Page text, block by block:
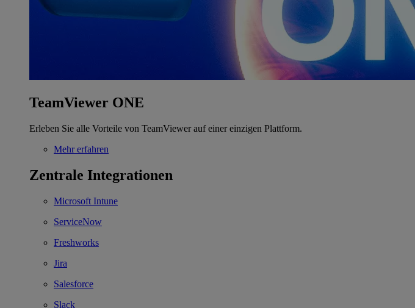
TeamViewer ONE
Erleben Sie alle Vorteile von TeamViewer auf einer einzigen Plattform.
Mehr erfahren
Zentrale Integrationen
Microsoft Intune
ServiceNow
Freshworks
Jira
Salesforce
Slack